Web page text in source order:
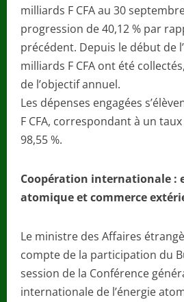
milliards F CFA au 30
progression de 40,12 % par
précédent. Depuis le début de
milliards F CFA ont été
de l’objectif annuel.
Les dépenses engagées
F CFA, correspondant à un
98,55 %.
Coopération internationale :
atomique et commerce
Le ministre des Affaires
compte de la participation du
session de la Conférence
internationale de l’énergie